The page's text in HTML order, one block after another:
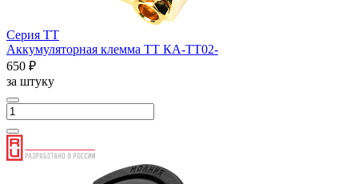
Серия ТТ
Аккумуляторная клемма ТТ КА-ТТ02-
650 ₽
за штуку